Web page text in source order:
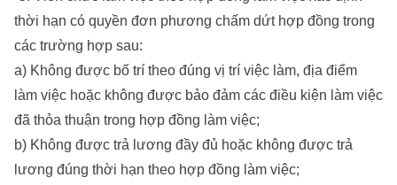
thời hạn có quyền đơn phương chấm dứt hợp đồng trong
các trường hợp sau:
a) Không được bố trí theo đúng vị trí việc làm, địa điểm
làm việc hoặc không được bảo đảm các điều kiện làm việc
đã thỏa thuận trong hợp đồng làm việc;
b) Không được trả lương đầy đủ hoặc không được trả
lương đúng thời hạn theo hợp đồng làm việc;